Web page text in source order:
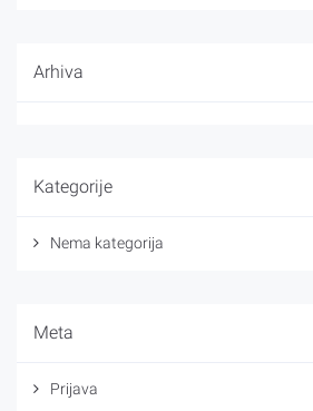
Arhiva
Kategorije
Nema kategorija
Meta
Prijava